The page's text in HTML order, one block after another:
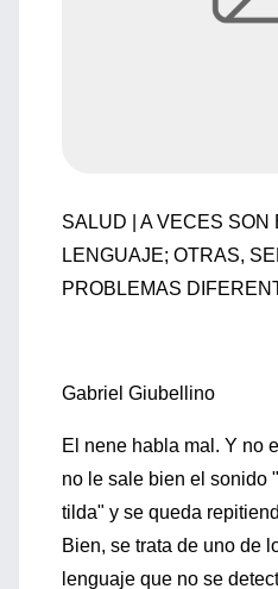
SALUD | A VECES SON
LENGUAJE; OTRAS,
PROBLEMAS
Gabriel Giubellino
El nene habla mal. Y no
no le sale bien el sonido
tilda" y se queda
Bien, se trata de uno de
lenguaje que no se